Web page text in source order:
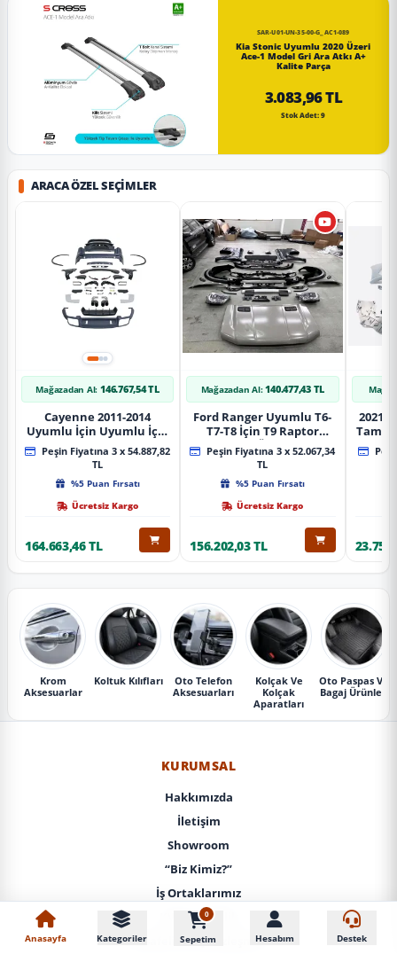
SAR-U01-UN-35-00-G_AC1-089
Kia Stonic Uyumlu 2020 Üzeri
Ace-1 Model Gri Ara Atkı A+
Kalite Parça
3.083,96 TL
Stok Adet: 9
ARACA ÖZEL SEÇIMLER
Mağazadan Al: 146.767,54 TL
Cayenne 2011-2014
Uyumlu İçin Uyumlu İçin
2019+ Bagaj Facelift
Parça
Peşin Fiyatına 3 x 54.887,82
TL
%5 Puan Fırsatı
Ücretsiz Kargo
164.663,46 TL
Mağazadan Al: 140.477,43 TL
Ford Ranger Uyumlu T6-
T7-T8 İçin T9 Raptor
Dönüşüm (Ön Arka Full)
Parça
Peşin Fiyatına 3 x 52.067,34
TL
%5 Puan Fırsatı
Ücretsiz Kargo
156.202,03 TL
2021+
Krom
Aksesuarlar
Koltuk Kılıfları
Oto Telefon
Aksesuarları
Kolçak Ve
Kolçak
Aparatları
Oto Paspas Ve
Bagaj Ürünleri
KURUMSAL
Hakkımızda
İletişim
Showroom
“Biz Kimiz?”
İş Ortaklarımız
KVKK / Gizlilik
Mesafeli Satış Sözleşmesi
Anasayfa Kategoriler
0
Sepetim Hesabım Destek